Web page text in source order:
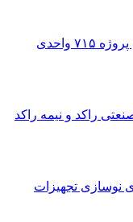
چشم انتظاری ملت در معمایی به نام پروژه ۷۱۵ واحدی
راکد و نیمه راکد
میلیونی برای نوسازی تجهیزات